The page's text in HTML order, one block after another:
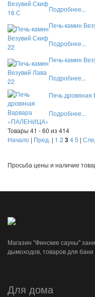
Подробнее...
Печь-камин
Подробнее...
Печь-камин
Подробнее...
Печь
Подробнее...
Товары 41 - 60 из 414
Начало | Пред. | 1 2 345 |
Просьба цены и наличие
Магазин "Финские сауны"
дымоходов, товаров для бани
Для дома